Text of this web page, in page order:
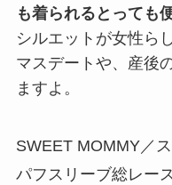
も着られるとっても
シルエットが女性ら
マスデートや、産後
ますよ。
SWEET MOMMY／
パフスリーブ総レー